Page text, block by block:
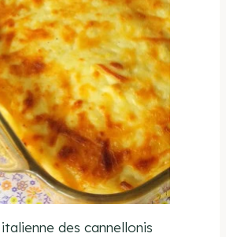
des cannellonis